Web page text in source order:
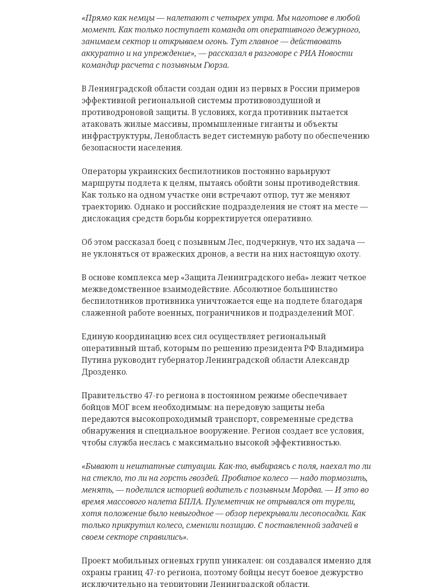
«Прямо как немцы — налетают с четырех утра. Мы наготове в любой
момент. Как только поступает команда от оперативного дежурного,
занимаем сектор и открываем огонь. Тут главное — действовать
аккуратно и на упреждение», — рассказал в разговоре с РИА Новости
командир расчета с позывным Гюрза.
В Ленинградской области создан один из первых в России примеров
эффективной региональной системы противовоздушной и
противодроновой защиты. В условиях, когда противник пытается
атаковать жилые массивы, промышленные гиганты и объекты
инфраструктуры, Ленобласть ведет системную работу по обеспечению
безопасности населения.
Операторы украинских беспилотников постоянно варьируют
маршруты подлета к целям, пытаясь обойти зоны противодействия.
Как только на одном участке они встречают отпор, тут же меняют
траекторию. Однако и российские подразделения не стоят на месте —
дислокация средств борьбы корректируется оперативно.
Об этом рассказал боец с позывным Лес, подчеркнув, что их задача —
не уклоняться от вражеских дронов, а вести на них настоящую охоту.
В основе комплекса мер «Защита Ленинградского неба» лежит четкое
межведомственное взаимодействие. Абсолютное большинство
беспилотников противника уничтожается еще на подлете благодаря
слаженной работе военных, пограничников и подразделений МОГ.
Единую координацию всех сил осуществляет региональный
оперативный штаб, которым по решению президента РФ Владимира
Путина руководит губернатор Ленинградской области Александр
Дрозденко.
Правительство 47-го региона в постоянном режиме обеспечивает
бойцов МОГ всем необходимым: на передовую защиты неба
передаются высокопроходимый транспорт, современные средства
обнаружения и специальное вооружение. Регион создает все условия,
чтобы служба неслась с максимально высокой эффективностью.
«Бывают и нештатные ситуации. Как-то, выбираясь с поля, наехал то ли
на стекло, то ли на горсть гвоздей. Пробитое колесо — надо тормозить,
менять, — поделился историей водитель с позывным Мордва. — И это во
время массового налета БПЛА. Пулеметчик не отрывался от турели,
хотя положение было невыгодное — обзор перекрывали лесопосадки. Как
только прикрутил колесо, сменили позицию. С поставленной задачей в
своем секторе справились».
Проект мобильных огневых групп уникален: он создавался именно для
охраны границ 47-го региона, поэтому бойцы несут боевое дежурство
исключительно на территории Ленинградской области.